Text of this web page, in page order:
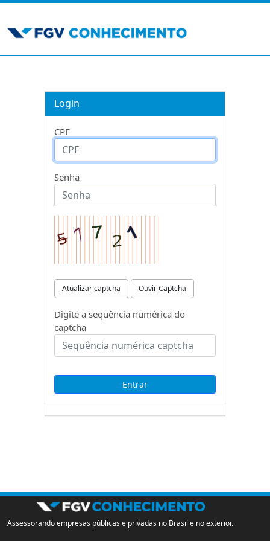
Login
CPF
Senha
Atualizar captcha Ouvir Captcha
Digite a sequência numérica do
captcha
Assessorando empresas públicas e privadas no Brasil e no exterior.